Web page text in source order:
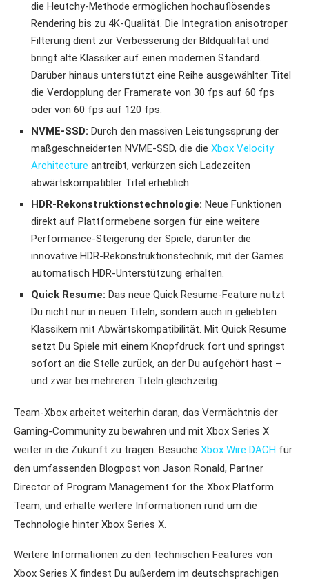
die Heutchy-Methode ermöglichen hochauflösendes
Rendering bis zu 4K-Qualität. Die Integration anisotroper
Filterung dient zur Verbesserung der Bildqualität und
bringt alte Klassiker auf einen modernen Standard.
Darüber hinaus unterstützt eine Reihe ausgewählter Titel
die Verdopplung der Framerate von 30 fps auf 60 fps
oder von 60 fps auf 120 fps.
NVME-SSD: Durch den massiven Leistungssprung der
maßgeschneiderten NVME-SSD, die die Xbox Velocity
Architecture antreibt, verkürzen sich Ladezeiten
abwärtskompatibler Titel erheblich.
HDR-Rekonstruktionstechnologie: Neue Funktionen
direkt auf Plattformebene sorgen für eine weitere
Performance-Steigerung der Spiele, darunter die
innovative HDR-Rekonstruktionstechnik, mit der Games
automatisch HDR-Unterstützung erhalten.
Quick Resume: Das neue Quick Resume-Feature nutzt
Du nicht nur in neuen Titeln, sondern auch in geliebten
Klassikern mit Abwärtskompatibilität. Mit Quick Resume
setzt Du Spiele mit einem Knopfdruck fort und springst
sofort an die Stelle zurück, an der Du aufgehört hast –
und zwar bei mehreren Titeln gleichzeitig.
Team-Xbox arbeitet weiterhin daran, das Vermächtnis der
Gaming-Community zu bewahren und mit Xbox Series X
weiter in die Zukunft zu tragen. Besuche Xbox Wire DACH für
den umfassenden Blogpost von Jason Ronald, Partner
Director of Program Management for the Xbox Platform
Team, und erhalte weitere Informationen rund um die
Technologie hinter Xbox Series X.
Weitere Informationen zu den technischen Features von
Xbox Series X findest Du außerdem im deutschsprachigen